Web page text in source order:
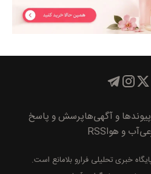
پیوند‌ها و آگهی‌هاپرسش و پاسخ
آب و هواRSS
خبری تحليلی فرارو بلامانع است.